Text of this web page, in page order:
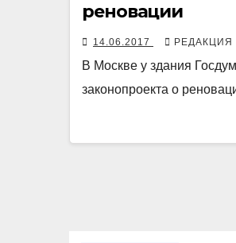
реновации
14.06.2017 РЕДАКЦИЯ
В Москве у здания
законопроекта о